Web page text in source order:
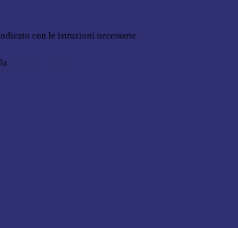
con le istruzioni necessarie.